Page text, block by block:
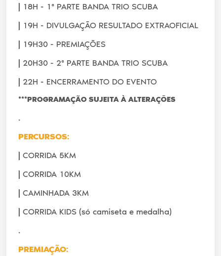
| 18H - 1ª PARTE BANDA TRIO SCUBA
| 19H - DIVULGAÇÃO RESULTADO EXTRAOFICIAL
| 19H30 - PREMIAÇÕES
| 20H30 - 2ª PARTE BANDA TRIO SCUBA
| 22H - ENCERRAMENTO DO EVENTO
***PROGRAMAÇÃO SUJEITA À ALTERAÇÕES
.
PERCURSOS:
| CORRIDA 5KM
| CORRIDA 10KM
| CAMINHADA 3KM
| CORRIDA KIDS (só camiseta e medalha)
.
PREMIAÇÃO: